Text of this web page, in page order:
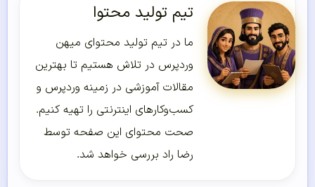
تیم تولید محتوا
ما در تیم تولید محتوای میهن
وردپرس در تلاش هستیم تا بهترین
مقالات آموزشی در زمینه وردپرس و
کسب‌و‌کارهای اینترنتی را تهیه کنیم.
صحت محتوای این صفحه توسط
رضا راد بررسی خواهد شد.